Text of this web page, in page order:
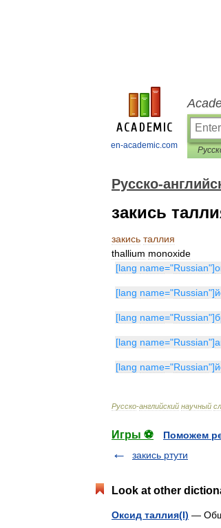
en-academic.com
Русско-
закись
закись таллия
thallium monoxide
[lang name="Russian"]
[lang name="Russian"]
[lang name="Russian"]
[lang name="Russian"]
[lang name="Russian"]
Русско-английский научный
Игры ⚽
Поможем
закись ртути
Look at other
Оксид таллия(I) —